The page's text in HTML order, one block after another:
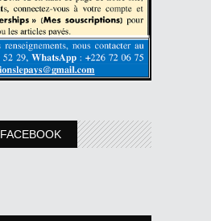
FACEBOOK